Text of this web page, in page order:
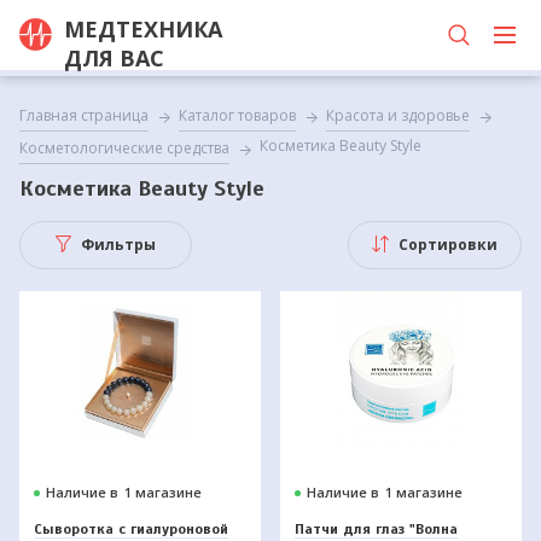
МЕДТЕХНИКА
ДЛЯ ВАС
Главная страница Каталог товаров
Красота и здоровье
Косметологические средства
Косметика Beauty Style
Косметика Beauty Style
Фильтры Сортировки
Наличие в 1 магазине
Сыворотка с гиалуроновой
Наличие в 1 магазине
Патчи для глаз "Волна